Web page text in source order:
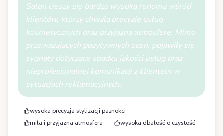
Salon cieszy się bardzo wysoką renomą wśród
klientów, którzy chwalą precyzję usług
kosmetycznych oraz przyjazną atmosferę. Mimo
przeważających pozytywnych ocen, pojawiły się
sygnały dotyczące spadku jakości usług oraz
nieprofesjonalnej komunikacji z klientem w
sytuacjach reklamacyjnych.
wysoka precyzja stylizacji paznokci
miła i przyjazna atmosfera
wysoka dbałość o czystość